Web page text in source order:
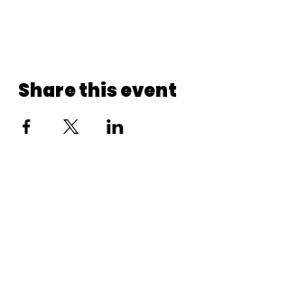
Share this event